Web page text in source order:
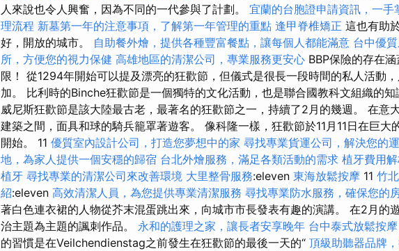
人來說也令人興奮，因為不同的一代參與了計劃。 宜蘭的台胞證申請資訊，一手
理流程 新墓第一年的注意事項，了解第一年管理的重點 逢甲脊椎矯正 這也有助
好，開放的城市。 自助餐外燴，提供各種豐富餐點，讓每個人都能滿意 台中優
所，方便您的視力保健 高雄地區的清潔公司，專業服務更安心 BBP保險的存在
限！ 從1294年開始可以提及漂亮的狂歡節，但儀式是很長一段時間的私人活動
加。 比利時的Binche狂歡節是一個獨特的文化活動，也是聯合國教科文組織的知
威尼斯狂歡節是該大陸最古老，最著名的狂歡節之一，持續了2月的幾週。 在意
建築之間，面具和球的騎兵籠罩著遊客。 像科隆一樣，狂歡節於11月11日在巨大
開始。 11 優質室內設計公司，打造您夢想中的家 尋找專業貨運公司，解決您的
地，為家人提供一個安穩的歸宿 台北外燴服務，滿足各類活動的需求 植牙費用
植牙 尋找專業的清潔公司來改善環境 大里整骨服務:eleven 東海放鬆按摩 11 竹
紹:eleven 高效清潔人員，為您提供專業清潔服務 尋找專業防水服務，確保您的
著白色連衣裙的人物從芥末混蛋跳出來，向城市市長發表有趣的演講。 在2月的
治主題為主題的諷刺作品。 永和的護理之家，讓長者安享晚年 台中泰式放鬆按摩
的習慣是在Veilchendienstag之前發生在狂歡節的最後一天的“ 頂級助聽器品牌